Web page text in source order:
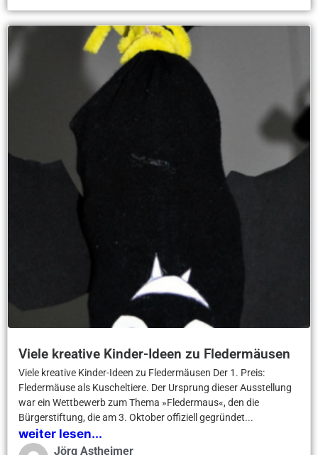
Viele kreative Kinder-Ideen zu Fledermäusen
Viele kreative Kinder-Ideen zu Fledermäusen Der 1. Preis:
Fledermäuse als Kuscheltiere. Der Ursprung dieser Ausstellung
war ein Wettbewerb zum Thema »Fledermaus«, den die
Bürgerstiftung, die am 3. Oktober offiziell gegründet...
weiter lesen...
Jörg Astheimer